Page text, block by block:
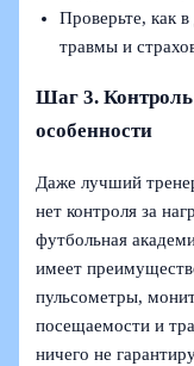
Проверьте, как
травмы и
Шаг 3. Контроль
особенности
Даже лучший
нет контроля за
футбольная
имеет
пульсометры,
посещаемости и
ничего не